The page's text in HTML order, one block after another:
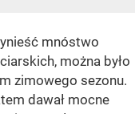
mnóstwo
można było
zimowego sezonu.
dawał mocne